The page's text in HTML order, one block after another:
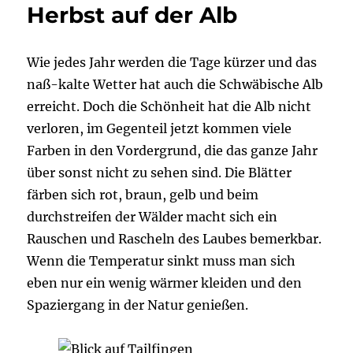
Herbst auf der Alb
Wie jedes Jahr werden die Tage kürzer und das
naß-kalte Wetter hat auch die Schwäbische Alb
erreicht. Doch die Schönheit hat die Alb nicht
verloren, im Gegenteil jetzt kommen viele
Farben in den Vordergrund, die das ganze Jahr
über sonst nicht zu sehen sind. Die Blätter
färben sich rot, braun, gelb und beim
durchstreifen der Wälder macht sich ein
Rauschen und Rascheln des Laubes bemerkbar.
Wenn die Temperatur sinkt muss man sich
eben nur ein wenig wärmer kleiden und den
Spaziergang in der Natur genießen.